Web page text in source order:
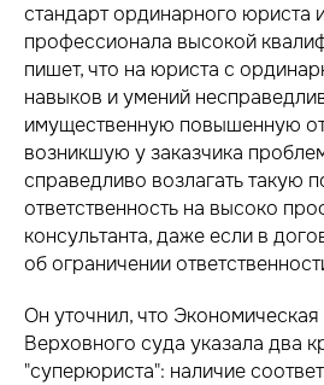
стандарт ординарного юриста
профессионала высокой
пишет, что на юриста с
навыков и умений
имущественную повышенную
возникшую у заказчика
справедливо возлагать такую
ответственность на высоко
консультанта, даже если в
об ограничении
Он уточнил, что Экономическая
Верховного суда указала два
"суперюриста": наличие